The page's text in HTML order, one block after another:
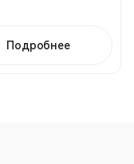
Подробнее